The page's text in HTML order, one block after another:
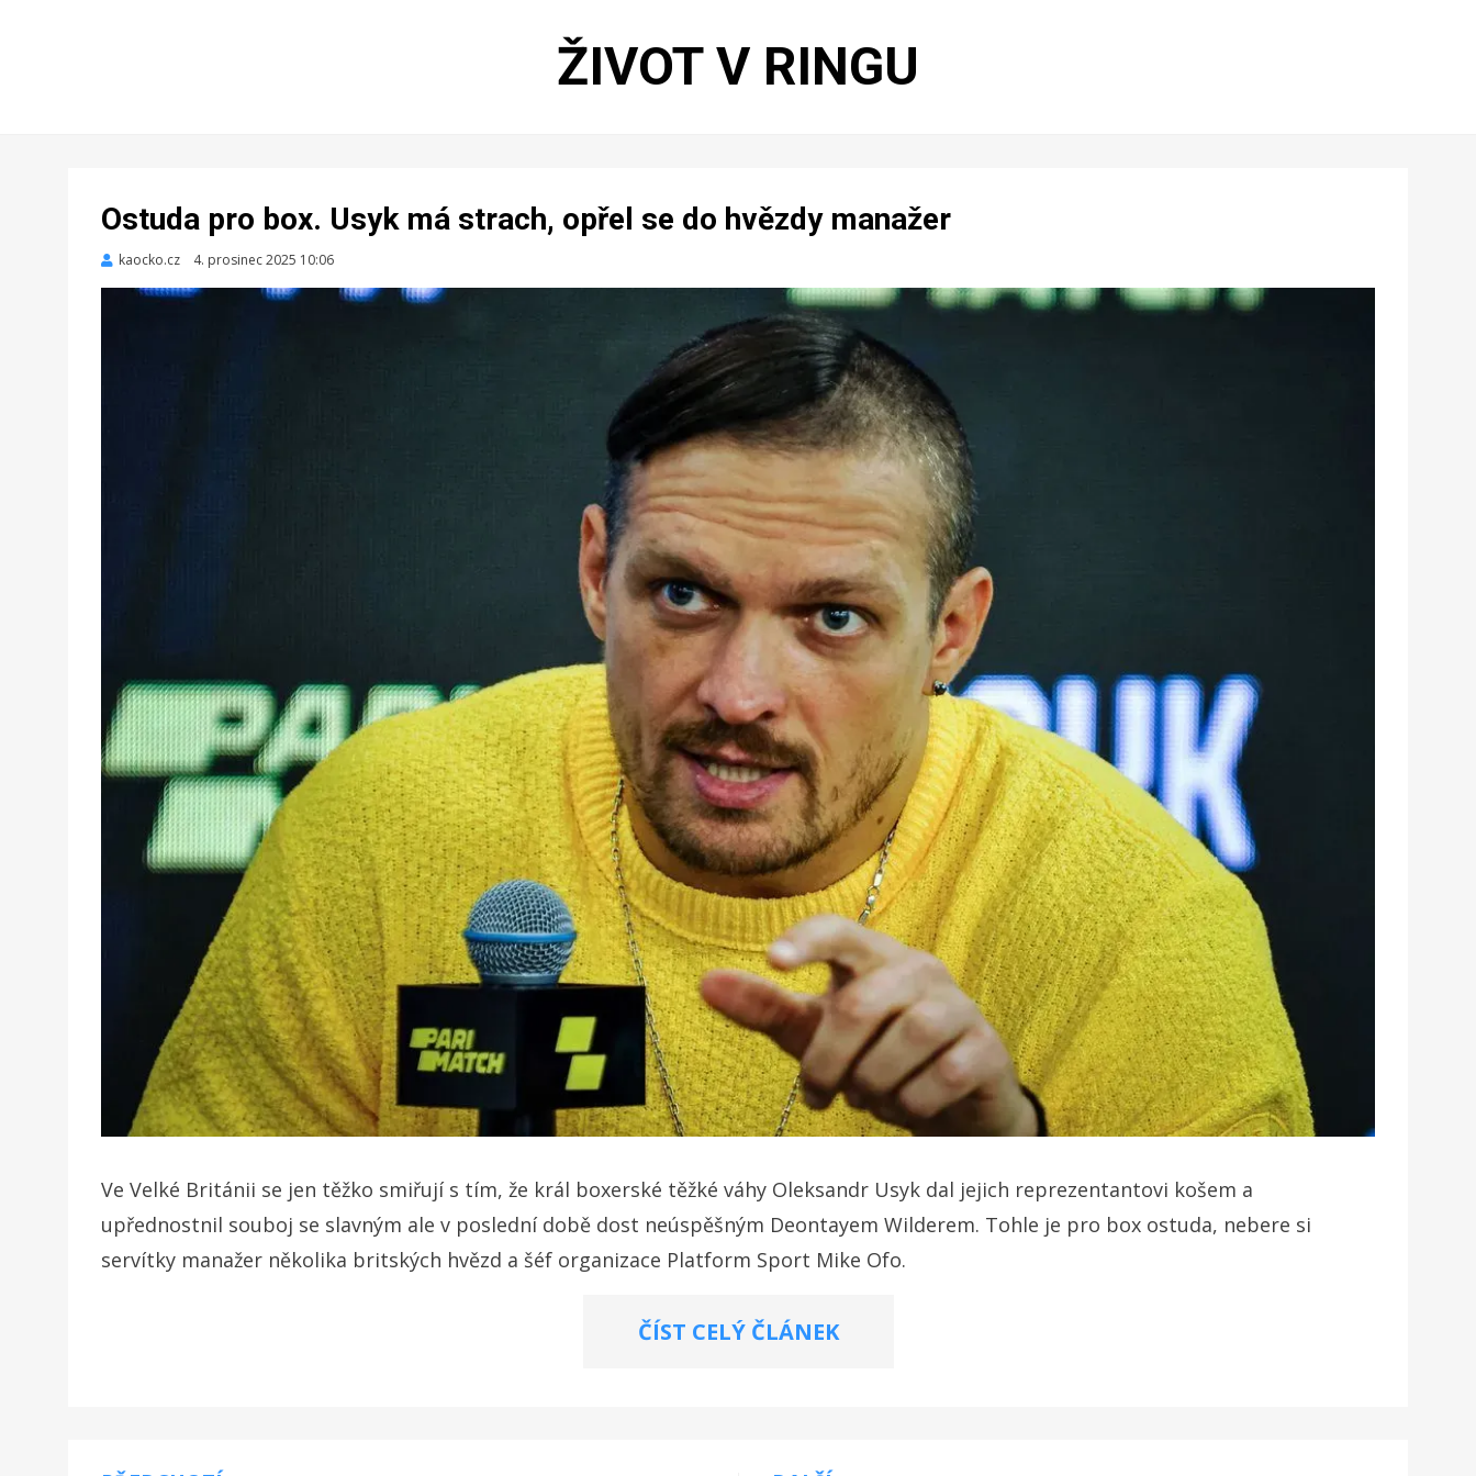
ŽIVOT V RINGU
Ostuda pro box. Usyk má strach, opřel se do hvězdy manažer
kaocko.cz
Zveřejněno
4. prosinec 2025 10:06
Ve Velké Británii se jen těžko smiřují s tím, že král boxerské těžké váhy Oleksandr Usyk dal jejich reprezentantovi košem a
upřednostnil souboj se slavným ale v poslední době dost neúspěšným Deontayem Wilderem. Tohle je pro box ostuda, nebere si
servítky manažer několika britských hvězd a šéf organizace Platform Sport Mike Ofo.
ČÍST CELÝ ČLÁNEK